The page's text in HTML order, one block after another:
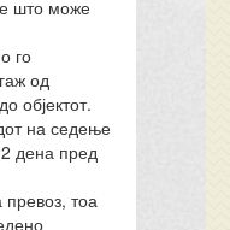
што може
го
од
објектот.
на седење
2 дена пред
превоз, тоа